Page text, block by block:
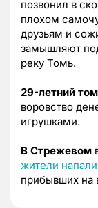
позвонил в
плохом
друзьям и
замышляют
реку Томь.
29-летний
воровство
игрушками.
В Стрежевом
жители
прибывших на